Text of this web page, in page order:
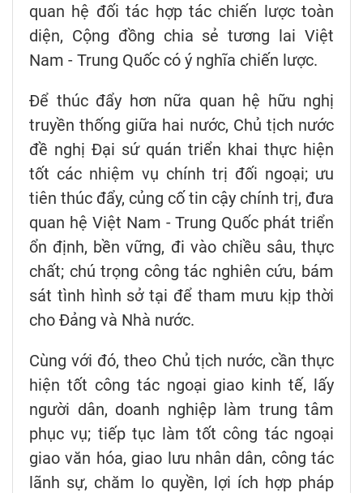
quan hệ đối tác hợp tác chiến lược toàn
diện, Cộng đồng chia sẻ tương lai Việt
Nam - Trung Quốc có ý nghĩa chiến lược.
Để thúc đẩy hơn nữa quan hệ hữu nghị
truyền thống giữa hai nước, Chủ tịch nước
đề nghị Đại sứ quán triển khai thực hiện
tốt các nhiệm vụ chính trị đối ngoại; ưu
tiên thúc đẩy, củng cố tin cậy chính trị, đưa
quan hệ Việt Nam - Trung Quốc phát triển
ổn định, bền vững, đi vào chiều sâu, thực
chất; chú trọng công tác nghiên cứu, bám
sát tình hình sở tại để tham mưu kịp thời
cho Đảng và Nhà nước.
Cùng với đó, theo Chủ tịch nước, cần thực
hiện tốt công tác ngoại giao kinh tế, lấy
người dân, doanh nghiệp làm trung tâm
phục vụ; tiếp tục làm tốt công tác ngoại
giao văn hóa, giao lưu nhân dân, công tác
lãnh sự, chăm lo quyền, lợi ích hợp pháp